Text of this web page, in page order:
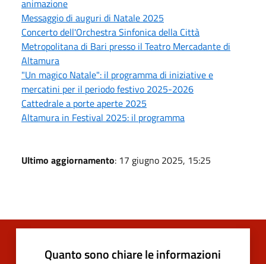
animazione
Messaggio di auguri di Natale 2025
Concerto dell'Orchestra Sinfonica della Città
Metropolitana di Bari presso il Teatro Mercadante di
Altamura
"Un magico Natale": il programma di iniziative e
mercatini per il periodo festivo 2025-2026
Cattedrale a porte aperte 2025
Altamura in Festival 2025: il programma
Ultimo aggiornamento: 17 giugno 2025, 15:25
Quanto sono chiare le informazioni